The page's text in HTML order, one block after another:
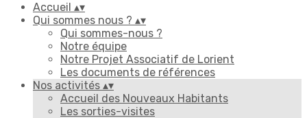
Accueil ▴▾
Qui sommes nous ? ▴▾
Qui sommes-nous ?
Notre équipe
Notre Projet Associatif de Lorient
Les documents de références
Nos activités ▴▾
Accueil des Nouveaux Habitants
Les sorties-visites